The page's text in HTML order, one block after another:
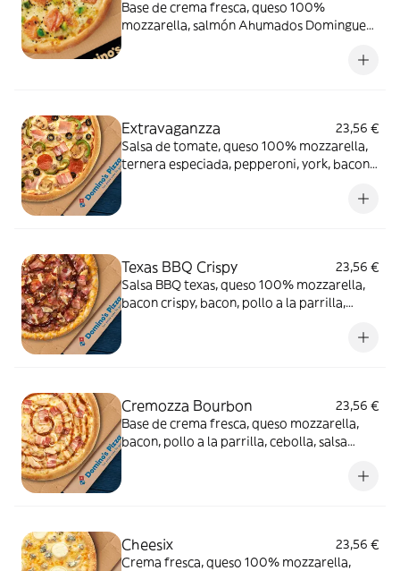
Base de crema fresca, queso 100%
mozzarella, salmón Ahumados Dominguez
Extravaganzza
23,56 €
Salsa de tomate, queso 100% mozzarella,
ternera especiada, pepperoni, york, bacon,
Texas BBQ Crispy
23,56 €
Salsa BBQ texas, queso 100% mozzarella,
bacon crispy, bacon, pollo a la parrilla,
Cremozza Bourbon
23,56 €
Base de crema fresca, queso mozzarella,
bacon, pollo a la parrilla, cebolla, salsa
Cheesix
23,56 €
Crema fresca, queso 100% mozzarella,